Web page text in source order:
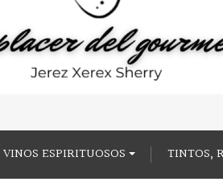
VINOS ESPIRITUOSOS TINTOS,